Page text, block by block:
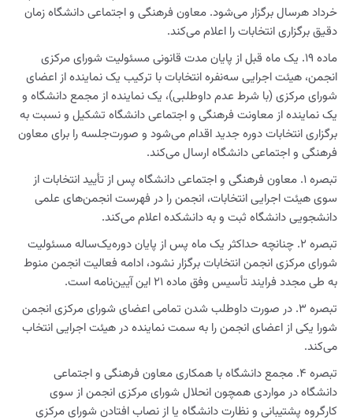
خرداد هرسال برگزار می‌شود. معاون فرهنگی و اجتماعی دانشگاه زمان
دقیق برگزاری انتخابات را اعلام می‌کند.
ماده ۱۹. یک ماه قبل از پایان مدت قانونی مسئولیت شورای مرکزی
انجمن، هیئت اجرایی سه‌نفره انتخابات با ترکیب یک نماینده از اعضای
شورای مرکزی (با شرط عدم داوطلبی)، یک نماینده از مجمع دانشگاه و
یک نماینده از معاونت فرهنگی و اجتماعی دانشگاه تشکیل و نسبت به
برگزاری انتخابات دوره جدید اقدام می‌شود و صورت‌جلسه را برای معاون
فرهنگی و اجتماعی دانشگاه ارسال می‌کند.
تبصره ۱. معاون فرهنگی و اجتماعی دانشگاه پس از تأیید انتخابات از
سوی هیئت اجرایی انتخابات، انجمن را در فهرست انجمن‌های علمی
دانشجویی دانشگاه ثبت و به دانشکده اعلام می‌کند.
تبصره ۲. چنانچه حداکثر یک ماه پس از پایان دوره‌یک‌ساله مسئولیت
شورای مرکزی انجمن انتخابات برگزار نشود، ادامه فعالیت انجمن منوط
به طی مجدد فرایند تأسیس وفق ماده ۲۱ این آیین‌نامه است.
تبصره ۳. در صورت داوطلب شدن تمامی اعضای شورای مرکزی انجمن
شورا یکی از اعضای انجمن را به سمت نماینده در هیئت اجرایی انتخاب
می‌کند.
تبصره ۴. مجمع دانشگاه با همکاری معاون فرهنگی و اجتماعی
دانشگاه در مواردی همچون انحلال شورای مرکزی انجمن از سوی
کارگروه پشتیبانی و نظارت دانشگاه یا از نصاب افتادن شورای مرکزی